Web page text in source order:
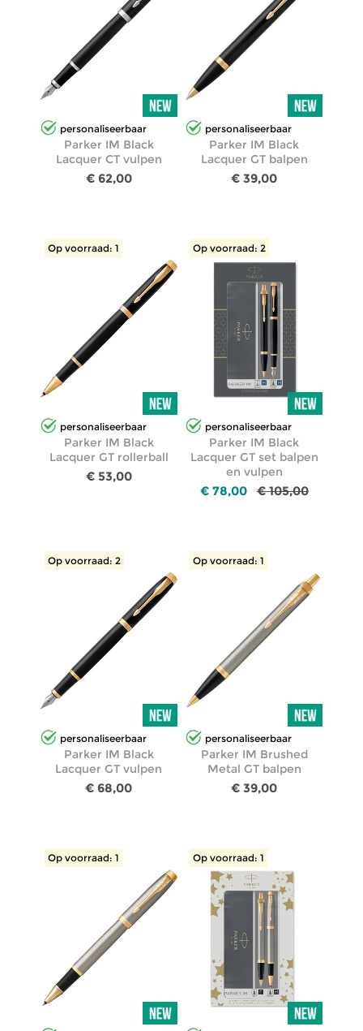
personaliseerbaar
Parker IM Black
Lacquer CT vulpen
€ 62,00
personaliseerbaar
Parker IM Black
Lacquer GT balpen
€ 39,00
personaliseerbaar
Op voorraad: 1
Parker IM Black
Lacquer GT rollerball
€ 53,00
personaliseerbaar
Op voorraad: 2
Parker IM Black
Lacquer GT set balpen
en vulpen
€ 78,00 € 105,00
personaliseerbaar
Op voorraad: 2
Parker IM Black
Lacquer GT vulpen
€ 68,00
personaliseerbaar
Op voorraad: 1
Parker IM Brushed
Metal GT balpen
€ 39,00
Op voorraad: 1 Op voorraad: 1